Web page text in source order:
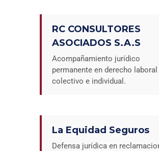
RC CONSULTORES
ASOCIADOS S.A.S
Acompañamiento jurídico
permanente en derecho laboral
colectivo e individual.
La Equidad Seguros
Defensa jurídica en